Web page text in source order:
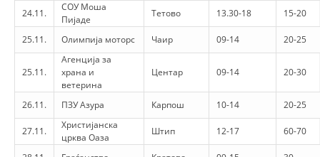
24.11.
СОУ Моша
Пијаде
Тетово 13.30-18 15-20
25.11. Олимпија моторс Чаир 09-14 20-25
25.11.
Агенција за
храна и
ветерина
Центар 09-14 20-30
26.11. ПЗУ Азура Карпош 10-14 20-25
27.11.
Христијанска
црква Оаза
Штип 12-17 60-70